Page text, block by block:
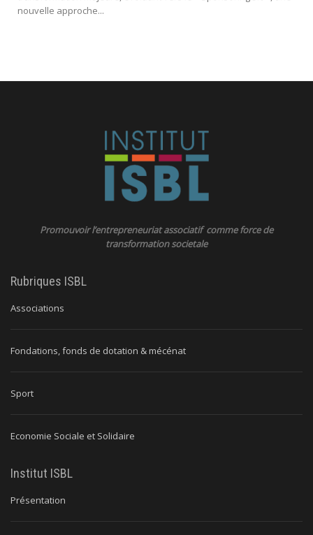
nouvelle approche...
Promouvoir l’entrepreneuriat associatif comme force de
transformation societale
Rubriques ISBL
Associations
Fondations, fonds de dotation & mécénat
Sport
Economie Sociale et Solidaire
Institut ISBL
Présentation